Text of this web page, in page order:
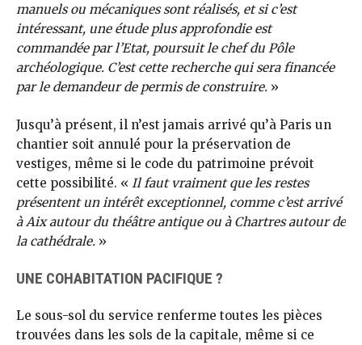
manuels ou mécaniques sont réalisés, et si c’est
intéressant, une étude plus approfondie est
commandée par l’Etat, poursuit le chef du Pôle
archéologique. C’est cette recherche qui sera financée
par le demandeur de permis de construire. »
Jusqu’à présent, il n’est jamais arrivé qu’à Paris un
chantier soit annulé pour la préservation de
vestiges, même si le code du patrimoine prévoit
cette possibilité. « Il faut vraiment que les restes
présentent un intérêt exceptionnel, comme c’est arrivé
à Aix autour du théâtre antique ou à Chartres autour de
la cathédrale. »
UNE COHABITATION PACIFIQUE ?
Le sous-sol du service renferme toutes les pièces
trouvées dans les sols de la capitale, même si ce